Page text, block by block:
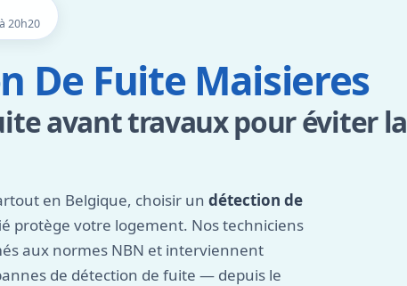
20h20
De Fuite Maisieres
avant travaux pour éviter la
en Belgique, choisir un détection de
protège votre logement. Nos techniciens
aux normes NBN et interviennent
de détection de fuite — depuis le